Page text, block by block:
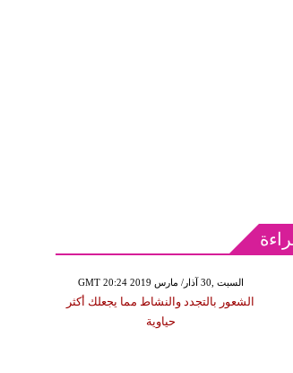
GMT 20:24 2019 السبت ,30 آذار/ مارس
الشعور بالتجدد والنشاط مما يجعلك أكثر
حياوية